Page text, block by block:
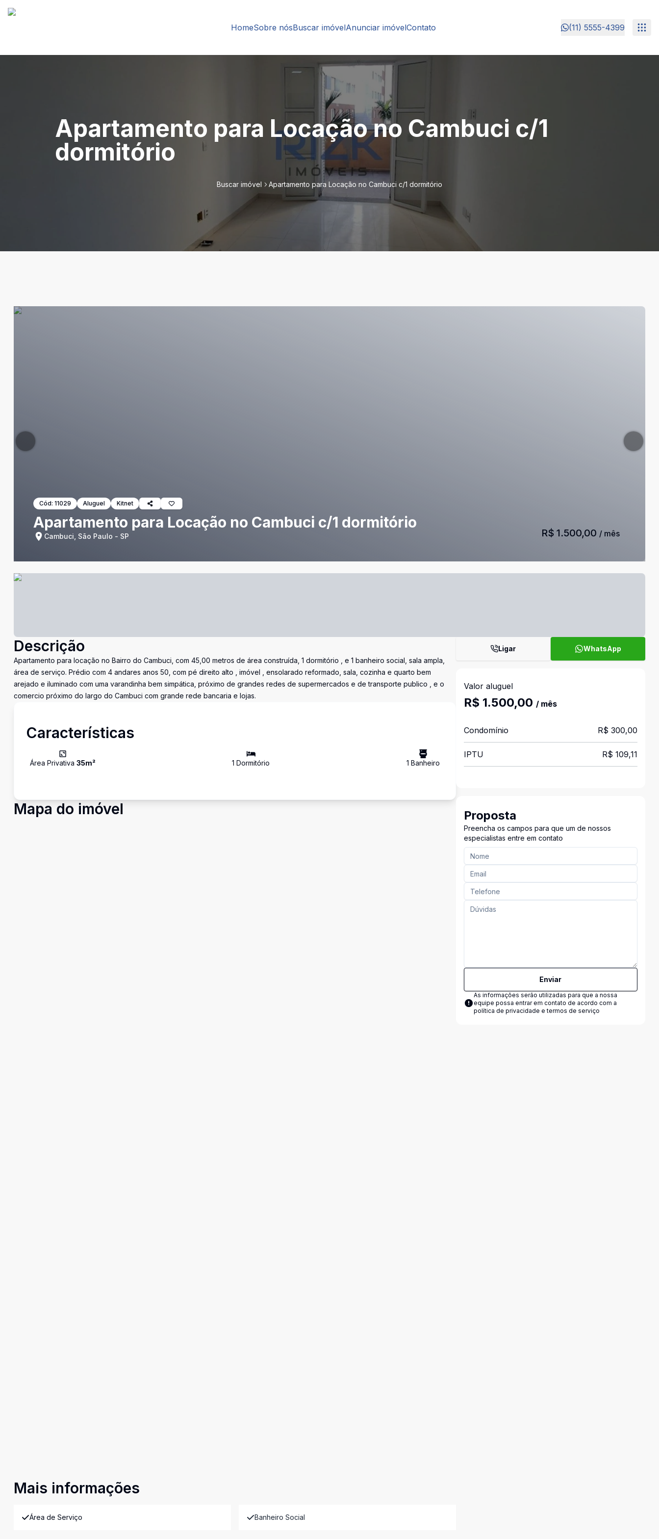
HomeSobre nósBuscar imóvelAnunciar imóvelContato (11) 5555-4399
Apartamento para Locação no Cambuci c/1
dormitório
Buscar imóvel Apartamento para Locação no Cambuci c/1 dormitório
Cód: 11029 Aluguel Kitnet
Apartamento para Locação no Cambuci c/1 dormitório
Cambuci, São Paulo - SP R$ 1.500,00 / mês
Descrição
Apartamento para locação no Bairro do Cambuci, com 45,00 metros de área construída, 1 dormitório , e 1 banheiro social, sala ampla,
área de serviço. Prédio com 4 andares anos 50, com pé direito alto , imóvel , ensolarado reformado, sala, cozinha e quarto bem
arejado e iluminado com uma varandinha bem simpática, próximo de grandes redes de supermercados e de transporte publico , e o
comercio próximo do largo do Cambuci com grande rede bancaria e lojas.
Características
Área Privativa 35m² 1 Dormitório 1 Banheiro
Mapa do imóvel
Mais informações
Área de Serviço Banheiro Social
Ligar WhatsApp
Valor aluguel
R$ 1.500,00 / mês
Condomínio R$ 300,00
IPTU R$ 109,11
Proposta
Preencha os campos para que um de nossos
especialistas entre em contato
Enviar
As informações serão utilizadas para que a nossa
equipe possa entrar em contato de acordo com a
política de privacidade e termos de serviço